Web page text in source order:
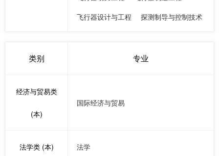
飞行器设计与工程
探测制导与控制技术
类别 专业
经济与贸易类
(本)
国际经济与贸易
法学类 (本) 法学